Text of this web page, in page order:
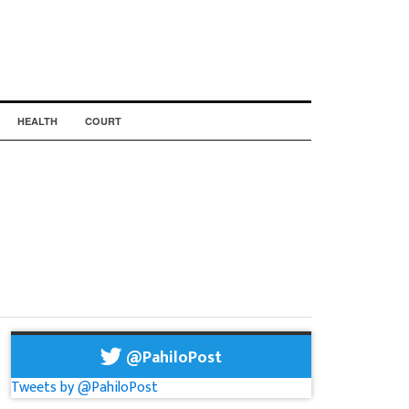
HEALTH COURT
@PahiloPost
Tweets by @PahiloPost